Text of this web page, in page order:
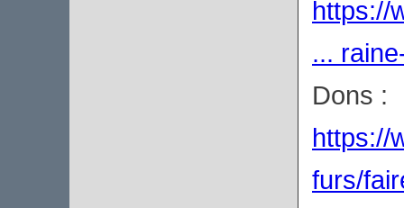
https://
...
Dons :
https://
furs/